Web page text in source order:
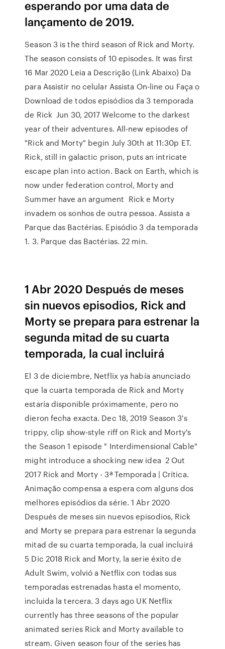
esperando por uma data de
lançamento de 2019.
Season 3 is the third season of Rick and Morty.
The season consists of 10 episodes. It was first
16 Mar 2020 Leia a Descrição (Link Abaixo) Da
para Assistir no celular Assista On-line ou Faça o
Download de todos episódios da 3 temporada
de Rick Jun 30, 2017 Welcome to the darkest
year of their adventures. All-new episodes of
"Rick and Morty" begin July 30th at 11:30p ET.
Rick, still in galactic prison, puts an intricate
escape plan into action. Back on Earth, which is
now under federation control, Morty and
Summer have an argument Rick e Morty
invadem os sonhos de outra pessoa. Assista a
Parque das Bactérias. Episódio 3 da temporada
1. 3. Parque das Bactérias. 22 min.
1 Abr 2020 Después de meses
sin nuevos episodios, Rick and
Morty se prepara para estrenar la
segunda mitad de su cuarta
temporada, la cual incluirá
El 3 de diciembre, Netflix ya había anunciado
que la cuarta temporada de Rick and Morty
estaría disponible próximamente, pero no
dieron fecha exacta. Dec 18, 2019 Season 3's
trippy, clip show-style riff on Rick and Morty's
the Season 1 episode " Interdimensional Cable"
might introduce a shocking new idea 2 Out
2017 Rick and Morty - 3ª Temporada | Crítica.
Animação compensa a espera com alguns dos
melhores episódios da série. 1 Abr 2020
Después de meses sin nuevos episodios, Rick
and Morty se prepara para estrenar la segunda
mitad de su cuarta temporada, la cual incluirá
5 Dic 2018 Rick and Morty, la serie éxito de
Adult Swim, volvió a Netflix con todas sus
temporadas estrenadas hasta el momento,
incluida la tercera. 3 days ago UK Netflix
currently has three seasons of the popular
animated series Rick and Morty available to
stream. Given season four of the series has